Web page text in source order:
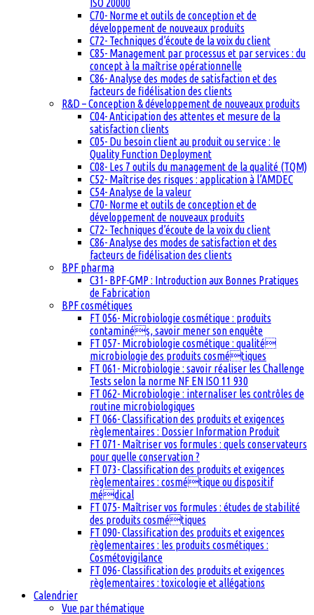
ISO 20000
C70- Norme et outils de conception et de
développement de nouveaux produits
C72- Techniques d’écoute de la voix du client
C85- Management par processus et par services : du
concept à la maîtrise opérationnelle
C86- Analyse des modes de satisfaction et des
facteurs de fidélisation des clients
R&D – Conception & développement de nouveaux produits
C04- Anticipation des attentes et mesure de la
satisfaction clients
C05- Du besoin client au produit ou service : le
Quality Function Deployment
C08- Les 7 outils du management de la qualité (TQM)
C52- Maîtrise des risques : application à l’AMDEC
C54- Analyse de la valeur
C70- Norme et outils de conception et de
développement de nouveaux produits
C72- Techniques d’écoute de la voix du client
C86- Analyse des modes de satisfaction et des
facteurs de fidélisation des clients
BPF pharma
C31- BPF-GMP : Introduction aux Bonnes Pratiques
de Fabrication
BPF cosmétiques
FT 056- Microbiologie cosmétique : produits
contaminés, savoir mener son enquête
FT 057- Microbiologie cosmétique : qualité
microbiologie des produits cosmétiques
FT 061- Microbiologie : savoir réaliser les Challenge
Tests selon la norme NF EN ISO 11 930
FT 062- Microbiologie : internaliser les contrôles de
routine microbiologiques
FT 066- Classification des produits et exigences
règlementaires : Dossier Information Produit
FT 071- Maîtriser vos formules : quels conservateurs
pour quelle conservation ?
FT 073- Classification des produits et exigences
règlementaires : cosmétique ou dispositif
médical
FT 075- Maîtriser vos formules : études de stabilité
des produits cosmétiques
FT 090- Classification des produits et exigences
règlementaires : les produits cosmétiques :
Cosmétovigilance
FT 096- Classification des produits et exigences
règlementaires : toxicologie et allégations
Calendrier
Vue par thématique